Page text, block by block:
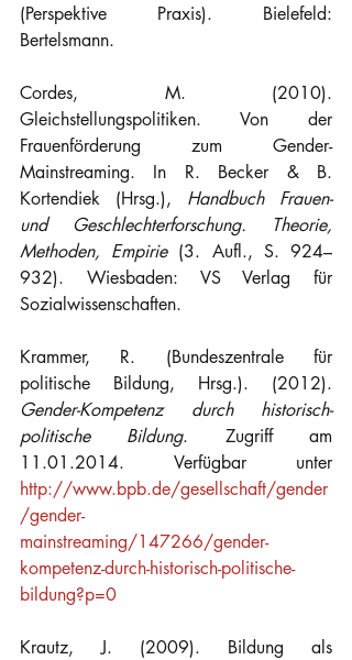
(Perspektive Praxis). Bielefeld:
Bertelsmann.
Cordes, M. (2010).
Gleichstellungspolitiken. Von der
Frauenförderung zum Gender-
Mainstreaming. In R. Becker & B.
Kortendiek (Hrsg.), Handbuch Frauen-
und Geschlechterforschung. Theorie,
Methoden, Empirie (3. Aufl., S. 924–
932). Wiesbaden: VS Verlag für
Sozialwissenschaften.
Krammer, R. (Bundeszentrale für
Gender-Kompetenz durch historisch-
politische Bildung. Zugriff am
http://www.bpb.de/gesellschaft/gender
/gender-
mainstreaming/147266/gender-
kompetenz-durch-historisch-politische-
bildung?p=0
Krautz, J. (2009). Bildung als